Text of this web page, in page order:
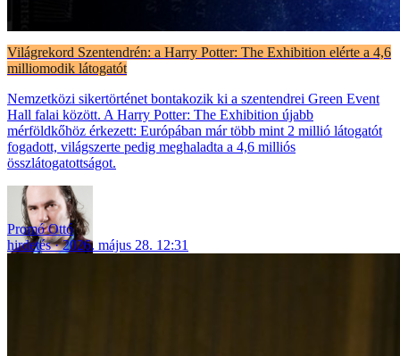
Világrekord Szentendrén: a Harry Potter: The Exhibition elérte a 4,6
milliomodik látogatót
Nemzetközi sikertörténet bontakozik ki a szentendrei Green Event
Hall falai között. A Harry Potter: The Exhibition újabb
mérföldkőhöz érkezett: Európában már több mint 2 millió látogatót
fogadott, világszerte pedig meghaladta a 4,6 milliós
összlátogatottságot.
Promó Ottó
hirdetés
2026. május 28. 12:31